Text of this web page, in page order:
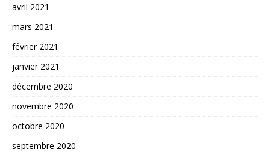
avril 2021
mars 2021
février 2021
janvier 2021
décembre 2020
novembre 2020
octobre 2020
septembre 2020